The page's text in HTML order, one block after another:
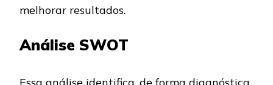
melhorar resultados.
Análise SWOT